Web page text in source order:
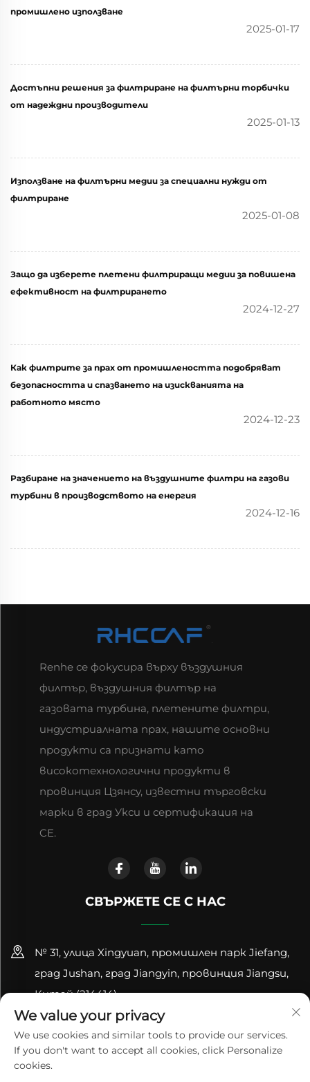
промишлено използване
2025-01-17
Достъпни решения за филтриране на филтърни торбички
от надеждни производители
2025-01-13
Използване на филтърни медии за специални нужди от
филтриране
2025-01-08
Защо да изберете плетени филтриращи медии за повишена
ефективност на филтрирането
2024-12-27
Как филтрите за прах от промишлеността подобряват
безопасността и спазването на изискванията на
работното място
2024-12-23
Разбиране на значението на въздушните филтри на газови
турбини в производството на енергия
2024-12-16
Renhe се фокусира върху въздушния
филтър, въздушния филтър на
газовата турбина, плетените филтри,
индустриалната прах, нашите основни
продукти са признати като
високотехнологични продукти в
провинция Цзянсу, известни търговски
марки в град Укси и сертификация на
CE.
СВЪРЖЕТЕ СЕ С НАС
№ 31, улица Xingyuan, промишлен парк Jiefang,
град Jushan, град Jiangyin, провинция Jiangsu,
Китай (214414)
+86-18961600368
[email protected]
We value your privacy
We use cookies and similar tools to provide our services.
If you don't want to accept all cookies, click Personalize
cookies.